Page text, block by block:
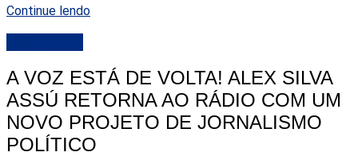
Continue lendo
A VOZ ESTÁ DE VOLTA! ALEX SILVA
ASSÚ RETORNA AO RÁDIO COM UM
NOVO PROJETO DE JORNALISMO
POLÍTICO